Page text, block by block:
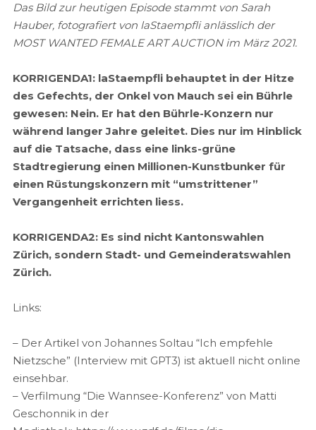
Das Bild zur heutigen Episode stammt von Sarah
Hauber, fotografiert von laStaempfli anlässlich der
MOST WANTED FEMALE ART AUCTION im März 2021.
KORRIGENDA1: laStaempfli behauptet in der Hitze
des Gefechts, der Onkel von Mauch sei ein Bührle
gewesen: Nein. Er hat den Bührle-Konzern nur
während langer Jahre geleitet. Dies nur im Hinblick
auf die Tatsache, dass eine links-grüne
Stadtregierung einen Millionen-Kunstbunker für
einen Rüstungskonzern mit “umstrittener”
Vergangenheit errichten liess.
KORRIGENDA2: Es sind nicht Kantonswahlen
Zürich, sondern Stadt- und Gemeinderatswahlen
Zürich.
Links:
– Der Artikel von Johannes Soltau “Ich empfehle
Nietzsche” (Interview mit GPT3) ist aktuell nicht online
einsehbar.
– Verfilmung “Die Wannsee-Konferenz” von Matti
Geschonnik in der